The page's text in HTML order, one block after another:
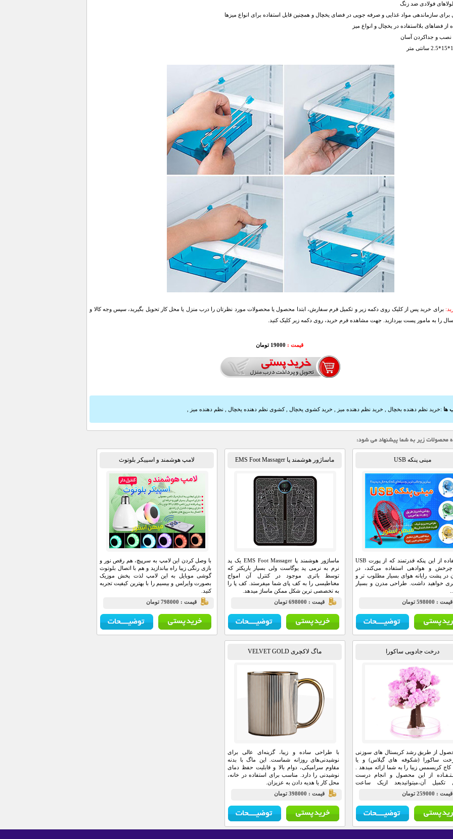
فولادی ضد زنگ
برای سازماندهی مواد غذایی و صرفه جویی در فضای یخچال و همچنین قابل استفاده برای انواع میزها
از فضاهای بلااستفاده در یخچال و انواع میز
نصب و جداکردن آسان
برای خرید پس از کلیک روی دکمه زیر و تکمیل فرم سفارش، ابتدا محصول یا محصولات مورد نظرتان را درب منزل یا محل کار تحویل بگیرید، سپس وجه کالا و
را به مامور پست بپردازید. جهت مشاهده فرم خرید، روی دکمه زیر کلیک کنید.
قیمت : 19000 تومان
ها :خرید نظم دهنده بخچال خرید نظم دهنده میز خرید کشوی یخچال ,کشوی نظم دهنده یخچال نظم دهنده میز
مینی پنکه USB
با استفاده از این پنکه قدرتمند که از پورت USB
چرخش و هوادهی استفاده می‌کند، در
در پشت رایانه هوای بسیار مطلوب تر و
خواهید داشت. طراحی مدرن و بسیار
قيمت : 598000 تومان
ماساژور هوشمند پا EMS Foot Massager
ماساژور هوشمند پا EMS Foot Massager یک پد
نرم به نرمی پد یوگاست ولی بسیار باریکتر که
توسط باتری موجود در کنترل آن امواج
مغناطیسی را به کف پای شما میفرستد. کف پا را
به تخصصی ترین شکل ممکن ماساژ میدهد.
قيمت : 698000 تومان
لامپ هوشمند و اسپیکر بلوتوث
با وصل کردن این لامپ به سرپیچ، هم رقص نور و
بازی رنگی زیبا راه بیاندازید و هم با اتصال بلوتوث
گوشی موبایل به این لامپ لذت پخش موزیک
بصورت وایرلس و بیسیم را با بهترین کیفیت تجربه
کنید.
قيمت : 798000 تومان
درخت جادویی ساکورا
از طریق رشد کریستال های سوزنی
ساکورا (شکوفه های گیلاس) و یا
کریسمس زیبا را به شما ارائه میدهد .
از این محصول و انجام درست
تکمیل آن،میتوانیدبعد ازیک ساعت
کنیدکه یک درخت کاج کریسمس شروع
الی 24 ساعت که این زمان به دمای محیط بستگی
در جای مرطوب زمان طولانی تر خواهد بود
درخت ساکورا (شکوفه های گیلاس) و یا
کریسمسکامل تبدیل میشود.
قيمت : 259000 تومان
ماگ لاکچری VELVET GOLD
با طراحی ساده و زیبا، گزینه‌ای عالی برای
نوشیدنی‌های روزانه شماست. این ماگ با بدنه
مقاوم سرامیکی، دوام بالا و قابلیت حفظ دمای
نوشیدنی را دارد. مناسب برای استفاده در خانه،
محل کار یا هدیه دادن به عزیزان.
قيمت : 398000 تومان